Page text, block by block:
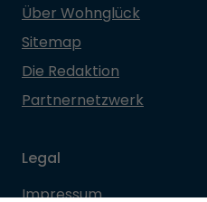
Über Wohnglück
Sitemap
Die Redaktion
Partnernetzwerk
Legal
Impressum